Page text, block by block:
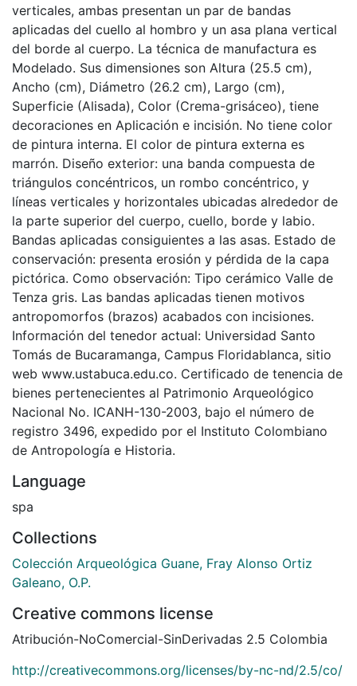
verticales, ambas presentan un par de bandas
aplicadas del cuello al hombro y un asa plana vertical
del borde al cuerpo. La técnica de manufactura es
Modelado. Sus dimensiones son Altura (25.5 cm),
Ancho (cm), Diámetro (26.2 cm), Largo (cm),
Superficie (Alisada), Color (Crema-grisáceo), tiene
decoraciones en Aplicación e incisión. No tiene color
de pintura interna. El color de pintura externa es
marrón. Diseño exterior: una banda compuesta de
triángulos concéntricos, un rombo concéntrico, y
líneas verticales y horizontales ubicadas alrededor de
la parte superior del cuerpo, cuello, borde y labio.
Bandas aplicadas consiguientes a las asas. Estado de
conservación: presenta erosión y pérdida de la capa
pictórica. Como observación: Tipo cerámico Valle de
Tenza gris. Las bandas aplicadas tienen motivos
antropomorfos (brazos) acabados con incisiones.
Información del tenedor actual: Universidad Santo
Tomás de Bucaramanga, Campus Floridablanca, sitio
web www.ustabuca.edu.co. Certificado de tenencia de
bienes pertenecientes al Patrimonio Arqueológico
Nacional No. ICANH-130-2003, bajo el número de
registro 3496, expedido por el Instituto Colombiano
de Antropología e Historia.
Language
spa
Collections
Colección Arqueológica Guane, Fray Alonso Ortiz
Galeano, O.P.
Creative commons license
Atribución-NoComercial-SinDerivadas 2.5 Colombia
http://creativecommons.org/licenses/by-nc-nd/2.5/co/